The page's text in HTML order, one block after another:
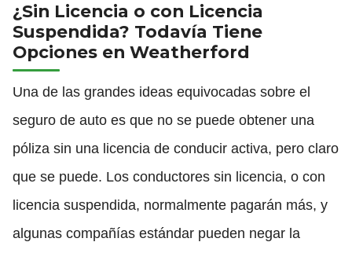
¿Sin Licencia o con Licencia
Suspendida? Todavía Tiene
Opciones en Weatherford
Una de las grandes ideas equivocadas sobre el
seguro de auto es que no se puede obtener una
póliza sin una licencia de conducir activa, pero claro
que se puede. Los conductores sin licencia, o con
licencia suspendida, normalmente pagarán más, y
algunas compañías estándar pueden negar la